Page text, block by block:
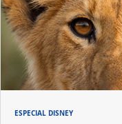
ESPECIAL DISNEY